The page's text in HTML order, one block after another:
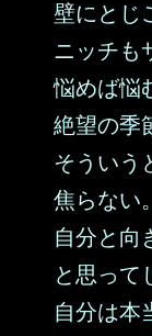
壁にとじ
ニッチも
悩めば悩
絶望の季
そういう
焦らない。
自分と向
と思って
自分は本